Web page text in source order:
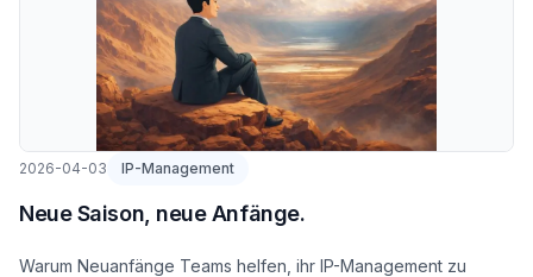
2026-04-03 IP-Management
Neue Saison, neue Anfänge.
Warum Neuanfänge Teams helfen, ihr IP-Management zu